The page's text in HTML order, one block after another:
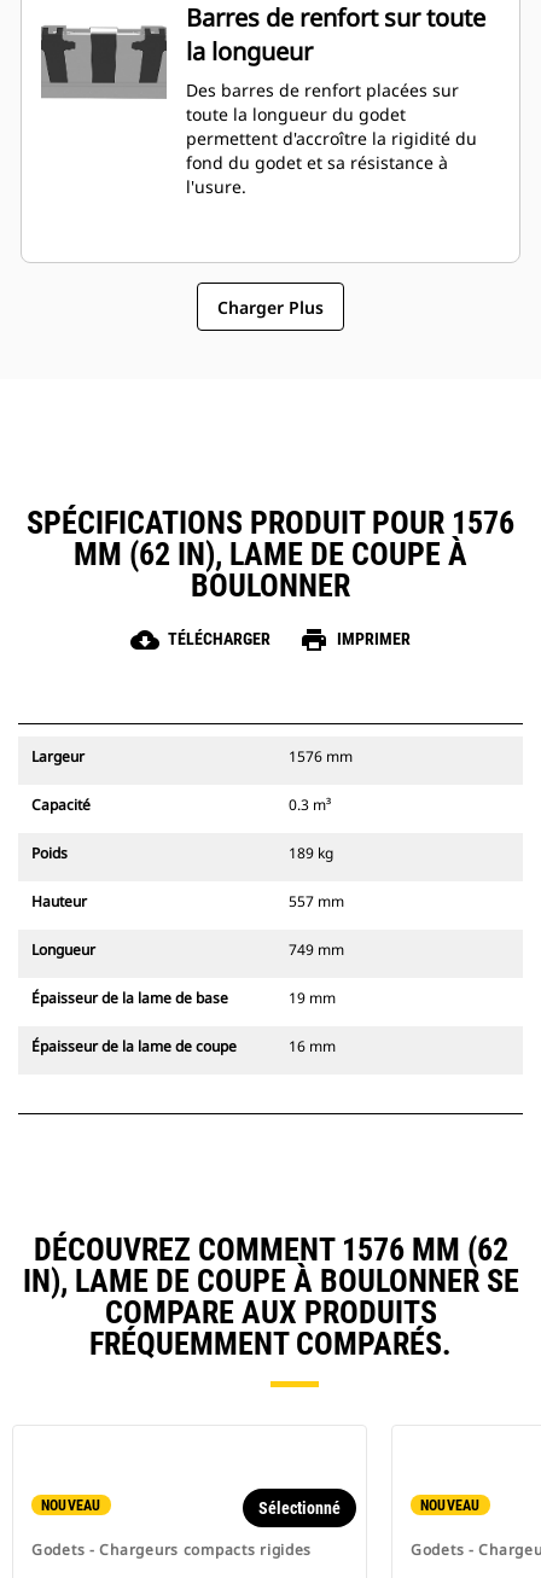
Barres de renfort sur toute
la longueur
Des barres de renfort placées sur
toute la longueur du godet
permettent d'accroître la rigidité du
fond du godet et sa résistance à
l'usure.
Charger Plus
SPÉCIFICATIONS PRODUIT POUR 1576
MM (62 IN), LAME DE COUPE À
BOULONNER
cloud_download TÉLÉCHARGER print IMPRIMER
Largeur 1576 mm
Capacité 0.3 m³
Poids 189 kg
Hauteur 557 mm
Longueur 749 mm
Épaisseur de la lame de base 19 mm
Épaisseur de la lame de coupe 16 mm
DÉCOUVREZ COMMENT 1576 MM (62
IN), LAME DE COUPE À BOULONNER SE
COMPARE AUX PRODUITS
FRÉQUEMMENT COMPARÉS.
NOUVEAU
Godets - Chargeurs compacts rigides
Sélectionné NOUVEAU
Godets -